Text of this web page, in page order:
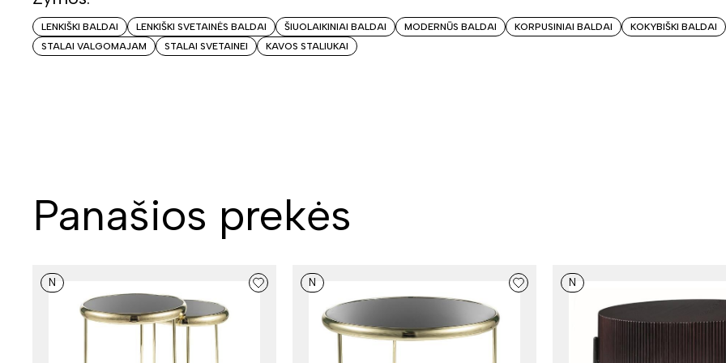
LENKIŠKI BALDAI LENKIŠKI SVETAINĖS BALDAI ŠIUOLAIKINIAI BALDAI MODERNŪS BALDAI KORPUSINIAI BALDAI
KOKYBIŠKI BALDAI
STALAI VALGOMAJAM
STALAI SVETAINEI KAVOS STALIUKAI
Panašios prekės
N N N